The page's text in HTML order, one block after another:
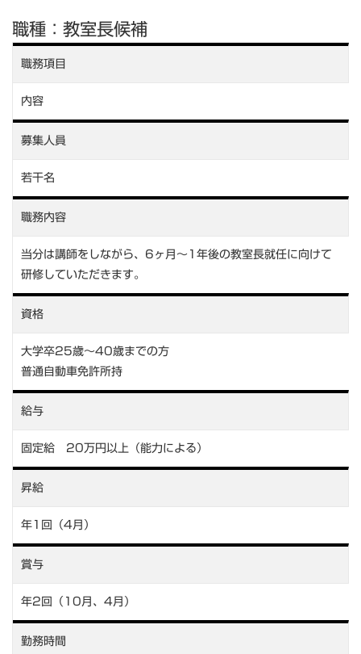
職種：教室長候補
職務項目
内容
募集人員
若干名
職務内容
当分は講師をしながら、6ヶ月～1年後の教室長就任に向けて
研修していただきます。
資格
大学卒25歳～40歳までの方
普通自動車免許所持
給与
固定給 20万円以上（能力による）
昇給
年1回（4月）
賞与
年2回（10月、4月）
勤務時間